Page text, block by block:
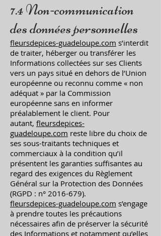
7.4 Non-communication
des données personnelles
fleursdepices-guadeloupe.com s’interdit
de traiter, héberger ou transférer les
Informations collectées sur ses Clients
vers un pays situé en dehors de l’Union
européenne ou reconnu comme « non
adéquat » par la Commission
européenne sans en informer
préalablement le client. Pour
autant, fleursdepices-
guadeloupe.com reste libre du choix de
ses sous-traitants techniques et
commerciaux à la condition qu’il
présentent les garanties suffisantes au
regard des exigences du Règlement
Général sur la Protection des Données
(RGPD : n° 2016-679).
fleursdepices-guadeloupe.com s’engage
à prendre toutes les précautions
nécessaires afin de préserver la sécurité
des Informations et notamment qu’elles